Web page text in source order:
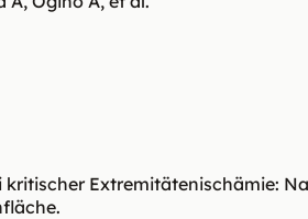
Extremitätenischämie: